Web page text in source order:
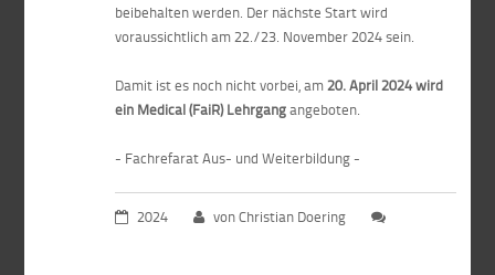
beibehalten werden. Der nächste Start wird
voraussichtlich am 22./23. November 2024 sein.
Damit ist es noch nicht vorbei, am20. April 2024wird
ein Medical(FaiR) Lehrgangangeboten.
- FachrefaratAus- und Weiterbildung -
2024 von Christian Doering